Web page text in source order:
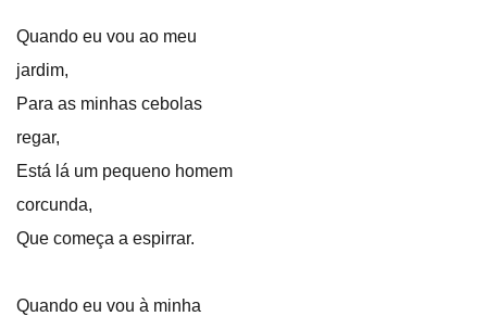
Quando eu vou ao meu
jardim,
Para as minhas cebolas
regar,
Está lá um pequeno homem
corcunda,
Que começa a espirrar.
Quando eu vou à minha